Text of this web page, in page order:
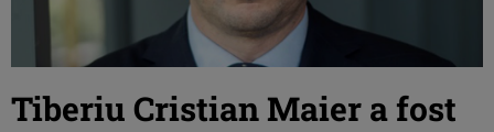
Tiberiu Cristian Maier a fost